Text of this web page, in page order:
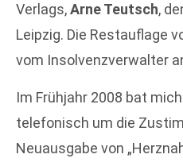
Verlags,Arne Teutsch,
Leipzig. Die Restauflage
vom Insolvenzverwalter
Im Frühjahr 2008 bat
telefonisch um die
Neuausgabe von